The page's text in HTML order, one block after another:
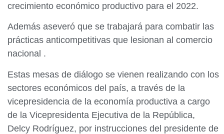
crecimiento económico productivo para el 2022.
Además aseveró que se trabajará para combatir las
prácticas anticompetitivas que lesionan al comercio
nacional .
Estas mesas de diálogo se vienen realizando con los
sectores económicos del país, a través de la
vicepresidencia de la economía productiva a cargo
de la Vicepresidenta Ejecutiva de la República,
Delcy Rodríguez, por instrucciones del presidente de